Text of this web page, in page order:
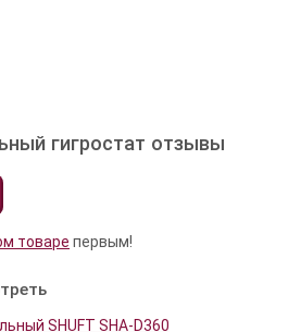
гигростат отзывы
товаре первым!